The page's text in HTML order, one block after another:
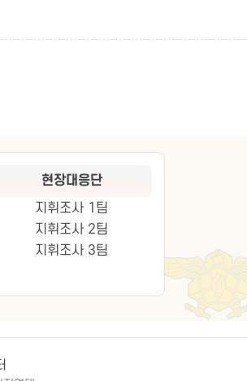
현장대응단
지휘조사 1팀
지휘조사 2팀
지휘조사 3팀